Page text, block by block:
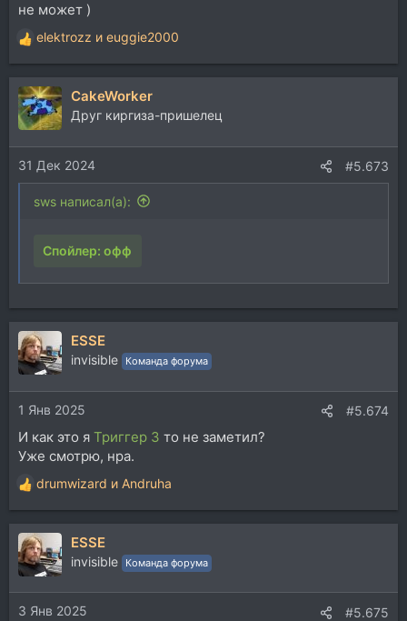
не может )
Р
е
а
к
ц
и
и
:
elektrozz и euggie2000
CakeWorker
Друг киргиза-пришелец
31 Дек 2024 #5.673
sws написал(а):
Спойлер: офф
ESSE
invisible Команда форума
1 Янв 2025 #5.674
И как это я Триггер 3 то не заметил?
Уже смотрю, нра.
Р
е
а
к
ц
и
и
:
drumwizard и Andruha
ESSE
invisible Команда форума
3 Янв 2025 #5.675